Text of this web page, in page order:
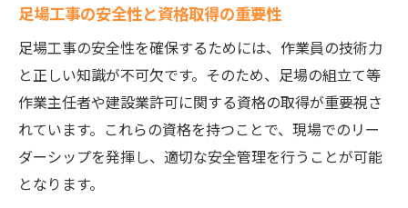
足場工事の安全性と資格取得の重要性
足場工事の安全性を確保するためには、作業員の技術力
と正しい知識が不可欠です。そのため、足場の組立て等
作業主任者や建設業許可に関する資格の取得が重要視さ
れています。これらの資格を持つことで、現場でのリー
ダーシップを発揮し、適切な安全管理を行うことが可能
となります。